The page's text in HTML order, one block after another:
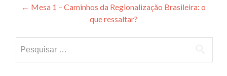
Post
navigation
← Mesa 1 – Caminhos da Regionalização Brasileira: o
que ressaltar?
por: